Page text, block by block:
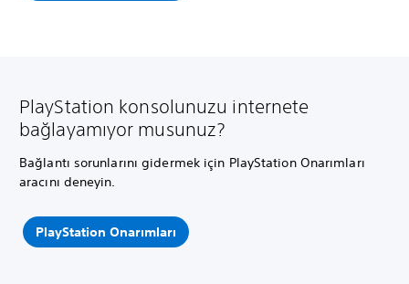
PlayStation konsolunuzu internete
bağlayamıyor musunuz?
Bağlantı sorunlarını gidermek için PlayStation Onarımları
aracını deneyin.
PlayStation Onarımları